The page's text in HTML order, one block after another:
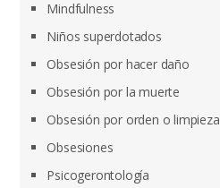
Mindfulness
Niños superdotados
Obsesión por hacer daño
Obsesión por la muerte
Obsesión por orden o limpieza
Obsesiones
Psicogerontología